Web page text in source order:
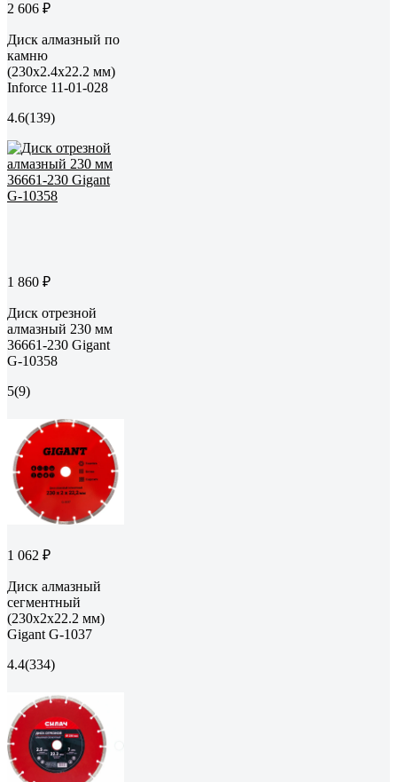
2 606 ₽
Диск алмазный по
камню
(230х2.4x22.2 мм)
Inforce 11-01-028
4.6(139)
1 860 ₽
Диск отрезной
алмазный 230 мм
36661-230 Gigant
G-10358
5(9)
1 062 ₽
Диск алмазный
сегментный
(230x2x22.2 мм)
Gigant G-1037
4.4(334)